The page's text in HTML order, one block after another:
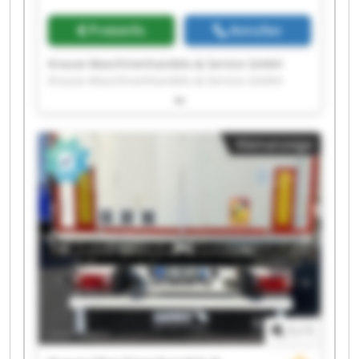
Preisinfo Anrufen
Krause Maschinenhandels-& Service GmbH
Krause Maschinenhandels-& Service GmbH
Krause Maschinenhandels-& Service GmbH
Krause Maschinenhandels-& Service GmbH
Krause Maschinenhandels-& Service GmbH
Krause Maschinenhandels-& Service GmbH
Krause Maschinenhandels-& Service GmbH
Krause Maschinenhandels-& Service GmbH
Krause Maschinenhandels-& Service GmbH
Krause Maschinenhandels-& Service GmbH
Krause Maschinenhandels-& Service GmbH
Krause Maschinenhandels-& Service GmbH
Krause Maschinenhandels-& Service GmbH
Krause Maschinenhandels-& Service GmbH
Krause Maschinenhandels-& Service GmbH
Krause Maschinenhandels-& Service GmbH
Kleinanzeige